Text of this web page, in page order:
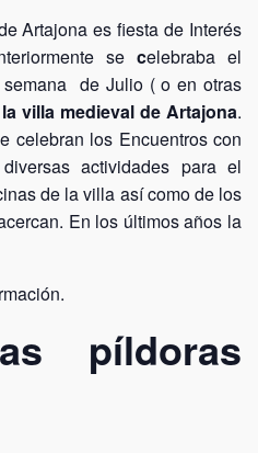
Artajona es fiesta de Interés
se celebraba el
de Julio ( o en otras
villa medieval de Artajona.
celebran los Encuentros con
actividades para el
de la villa así como de los
En los últimos años la
píldoras